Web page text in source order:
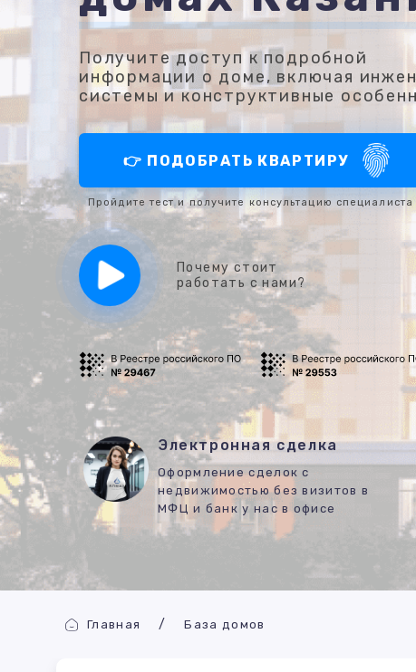
Получите доступ к подробной
информации о доме, включая
системы и конструктивные
👉 ПОДОБРАТЬ КВАРТИРУ
Пройдите тест и получите консультацию специалиста
Почему стоит
работать с нами?
Электронная сделка
Оформление сделок с
недвижимостью без визитов в
МФЦ и банк у нас в офисе
Главная База домов